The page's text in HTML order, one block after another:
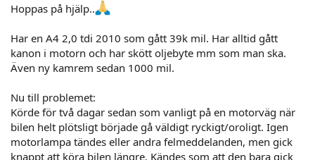
Hoppas på hjälp..
Har en A4 2,0 tdi 2010 som gått 39k mil. Har alltid gått
kanon i motorn och har skött oljebyte mm som man ska.
Även ny kamrem sedan 1000 mil.
Nu till problemet:
Körde för två dagar sedan som vanligt på en motorväg när
bilen helt plötsligt började gå väldigt ryckigt/oroligt. Igen
motorlampa tändes eller andra felmeddelanden, men gick
knappt att köra bilen längre. Kändes som att den bara gick